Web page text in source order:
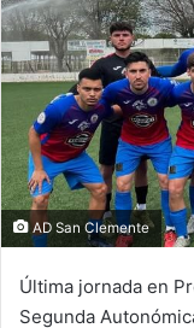
AD San Clemente
Última jornada en
Segunda